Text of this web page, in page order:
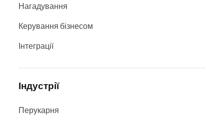
Нагадування
Керування бізнесом
Інтеграції
Індустрії
Перукарня